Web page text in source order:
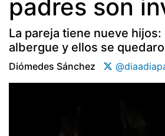
padres son
La pareja tiene nueve
albergue y ellos se
Diómedes Sánchez